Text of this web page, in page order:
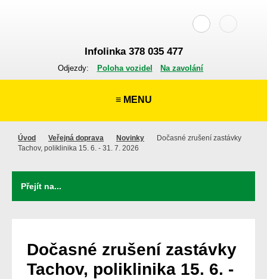
Infolinka 378 035 477
Odjezdy: Poloha vozidel Na zavolání
≡ MENU
Úvod Veřejná doprava Novinky
Dočasné zrušení zastávky
Tachov, poliklinika 15. 6. - 31. 7. 2026
Dočasné zrušení zastávky
Tachov, poliklinika 15. 6. -